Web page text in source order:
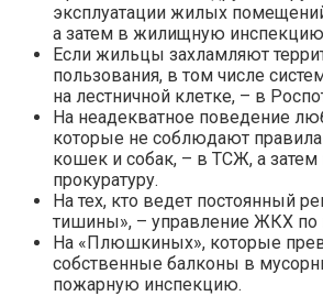
эксплуатации жилых
а затем в жилищную
Если жильцы захламляют
пользования, в том числе
на лестничной клетке, – в
На неадекватное поведение
которые не соблюдают
кошек и собак, – в ТСЖ, а
прокуратуру.
На тех, кто ведет постоянный
тишины», – управление ЖКХ по
На «Плюшкиных», которые
собственные балконы в
пожарную инспекцию.